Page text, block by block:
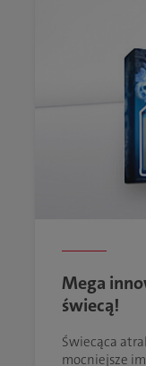
Mega
świecą!
Świecąca
mocniejsze